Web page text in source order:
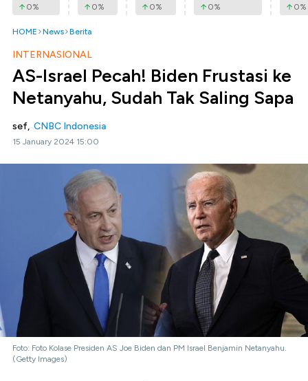
0% 0% 0% 0% 0%
HOME News Berita
INTERNASIONAL
AS-Israel Pecah! Biden Frustasi ke
Netanyahu, Sudah Tak Saling Sapa
sef, CNBC Indonesia
15 January 2024 15:00
Foto: Foto Kolase Presiden AS Joe Biden dan PM Israel Benjamin Netanyahu.
(Getty Images)